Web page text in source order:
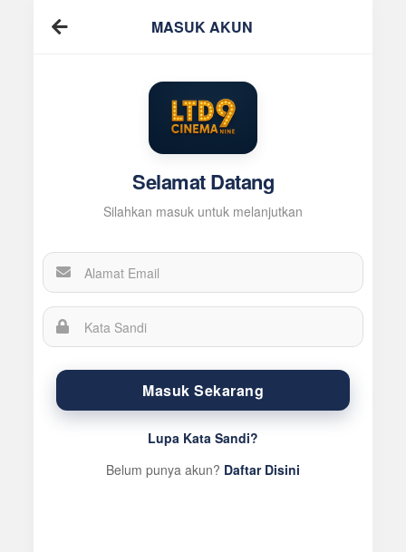
MASUK AKUN
Selamat Datang
Silahkan masuk untuk melanjutkan
Masuk Sekarang
Lupa Kata Sandi?
Belum punya akun? Daftar Disini